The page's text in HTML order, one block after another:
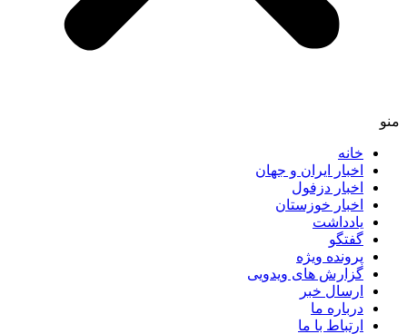
منو
خانه
اخبار ایران و جهان
اخبار دزفول
اخبار خوزستان
یادداشت
گفتگو
پرونده ویژه
گزارش های ویدویی
ارسال خبر
درباره ما
ارتباط با ما